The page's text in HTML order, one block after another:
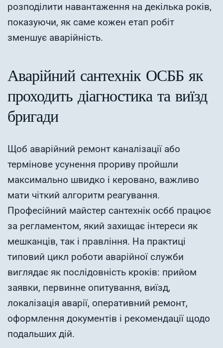
розподілити навантаження на декілька років,
показуючи, як саме кожен етап робіт
зменшує аварійність.
Аварійний сантехнік ОСББ як
проходить діагностика та виїзд
бригади
Щоб аварійний ремонт каналізації або
термінове усунення прориву пройшли
максимально швидко і керовано, важливо
мати чіткий алгоритм реагування.
Професійний майстер сантехнік осбб працює
за регламентом, який захищає інтереси як
мешканців, так і правління. На практиці
типовий цикл роботи аварійної служби
виглядає як послідовність кроків: прийом
заявки, первинне опитування, виїзд,
локалізація аварії, оперативний ремонт,
оформлення документів і рекомендації щодо
подальших дій.